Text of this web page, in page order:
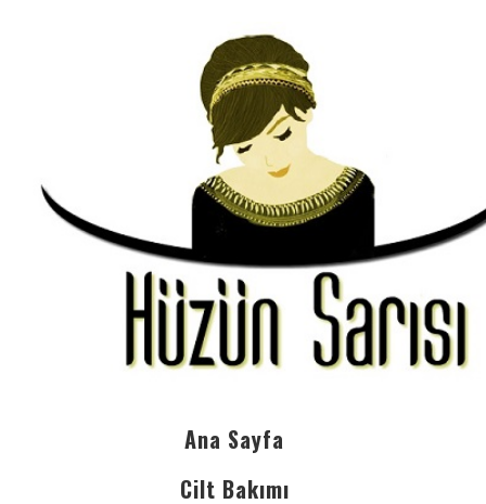
Ana Sayfa
Cilt Bakımı